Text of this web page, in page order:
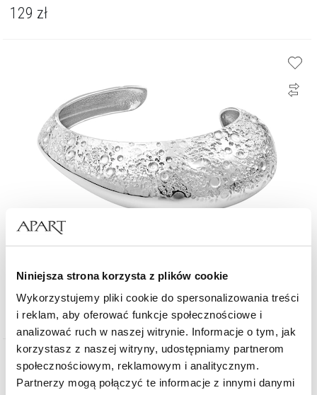
Niniejsza strona korzysta z plików cookie
Wykorzystujemy pliki cookie do spersonalizowania treści
i reklam, aby oferować funkcje społecznościowe i
analizować ruch w naszej witrynie. Informacje o tym, jak
korzystasz z naszej witryny, udostępniamy partnerom
społecznościowym, reklamowym i analitycznym.
Partnerzy mogą połączyć te informacje z innymi danymi
129 zł
2 169 zł
Złoto 585